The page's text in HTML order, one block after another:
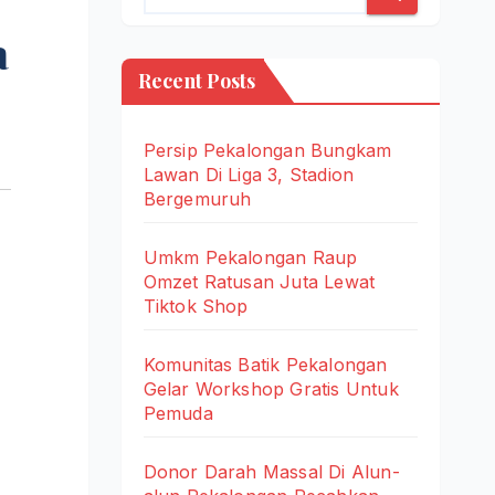
Recent Posts
Persip Pekalongan Bungkam
Lawan Di Liga 3, Stadion
Bergemuruh
Umkm Pekalongan Raup
Omzet Ratusan Juta Lewat
Tiktok Shop
Komunitas Batik Pekalongan
Gelar Workshop Gratis Untuk
Pemuda
Donor Darah Massal Di Alun-